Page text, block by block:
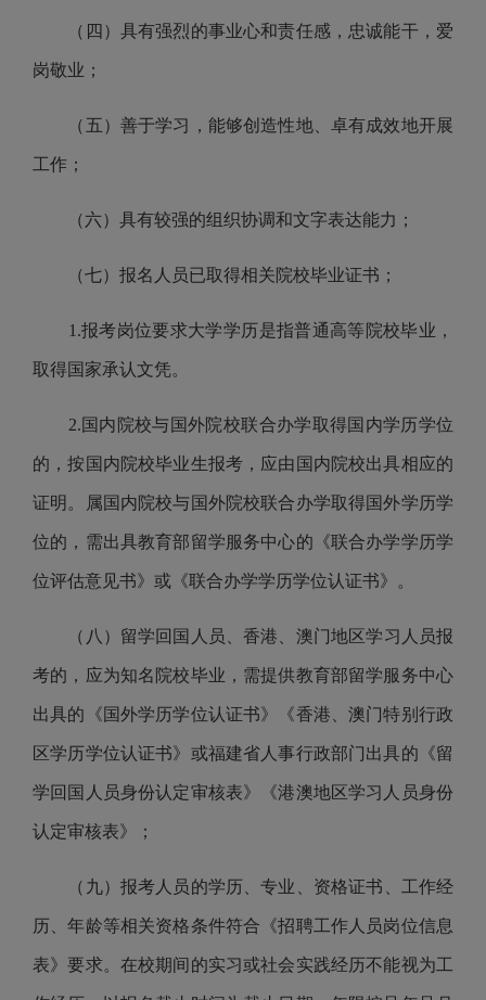
（四）具有强烈的事业心和责任感，忠诚能干，爱
岗敬业；
（五）善于学习，能够创造性地、卓有成效地开展
工作；
（六）具有较强的组织协调和文字表达能力；
（七）报名人员已取得相关院校毕业证书；
1.报考岗位要求大学学历是指普通高等院校毕业，
取得国家承认文凭。
2. 国内院校与国外院校联合办学取得国内学历学位
的，按国内院校毕业生报考，应由国内院校出具相应的
证明。属国内院校与国外院校联合办学取得国外学历学
位的，需出具教育部留学服务中心的《联合办学学历学
位评估意见书》或《联合办学学历学位认证书》。
（ 八 ） 留学回国人员、香港、澳门地区学习人员报
考的，应为知名院校毕业，需提供教育部留学服务中心
出具的《国外学历学位认证书》《香港、澳门特别行政
区学历学位认证书》或福建省人事行政部门出具的《留
学回国人员身份认定审核表》《港澳地区学习人员身份
认定审核表》；
（ 九）报考人员的学历、专业、资格证书、工作经
历、年龄等相关资格条件符合《招聘工作人员岗位信息
表》要求。在校期间的实习或社会实践经历不能视为工